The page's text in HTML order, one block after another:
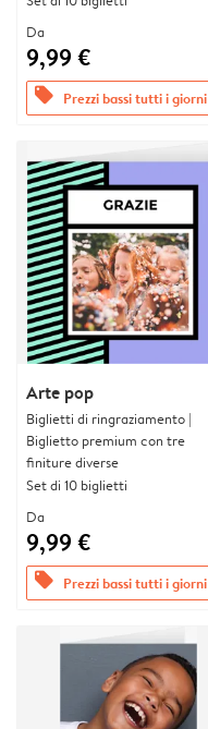
Da
9,99 €
offers Prezzi bassi tutti i giorni
Arte pop
Biglietti di ringraziamento |
Biglietto premium con tre
finiture diverse
Set di 10 biglietti
Da
9,99 €
offers Prezzi bassi tutti i giorni